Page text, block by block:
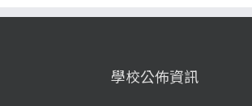
學校公佈資訊